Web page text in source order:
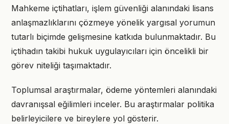
Mahkeme içtihatları, işlem güvenliği alanındaki lisans
anlaşmazlıklarını çözmeye yönelik yargısal yorumun
tutarlı biçimde gelişmesine katkıda bulunmaktadır. Bu
içtihadın takibi hukuk uygulayıcıları için öncelikli bir
görev niteliği taşımaktadır.
Toplumsal araştırmalar, ödeme yöntemleri alanındaki
davranışsal eğilimleri inceler. Bu araştırmalar politika
belirleyicilere ve bireylere yol gösterir.